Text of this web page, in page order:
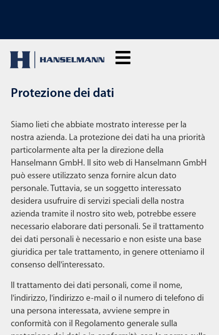
SCOPRI I NOSTRI CORSI DI FORMAZIONE: Clicca qui per richiedere
Protezione dei dati
Siamo lieti che abbiate mostrato interesse per la
nostra azienda. La protezione dei dati ha una priorità
particolarmente alta per la direzione della
Hanselmann GmbH. Il sito web di Hanselmann GmbH
può essere utilizzato senza fornire alcun dato
personale. Tuttavia, se un soggetto interessato
desidera usufruire di servizi speciali della nostra
azienda tramite il nostro sito web, potrebbe essere
necessario elaborare dati personali. Se il trattamento
dei dati personali è necessario e non esiste una base
giuridica per tale trattamento, in genere otteniamo il
consenso dell'interessato.
Il trattamento dei dati personali, come il nome,
l'indirizzo, l'indirizzo e-mail o il numero di telefono di
una persona interessata, avviene sempre in
conformità con il Regolamento generale sulla